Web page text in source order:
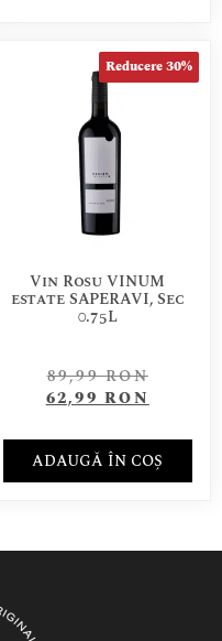
Reducere 30%
Vin Rosu VINUM
estate SAPERAVI, Sec
0.75L
89,99RON
62,99RON
ADAUGĂ ÎN COȘ